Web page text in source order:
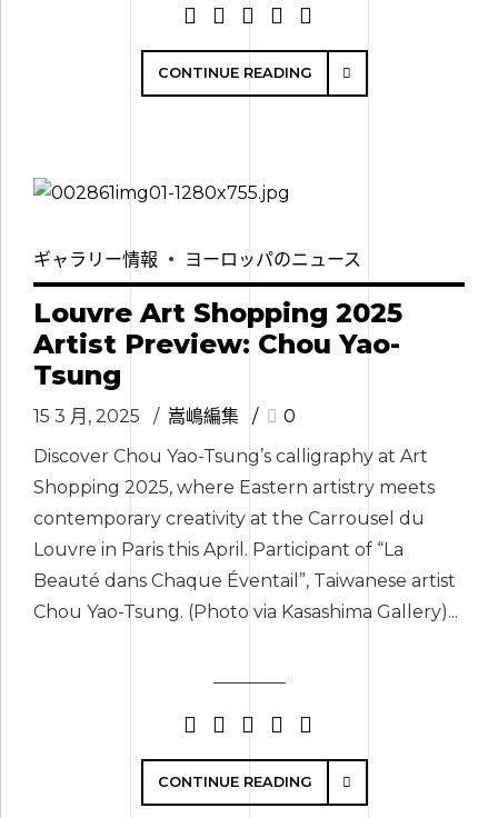
CONTINUE READING
ギャラリー情報 ヨーロッパのニュース
Louvre Art Shopping 2025
Artist Preview: Chou Yao-
Tsung
15 3 月, 2025 嵩嶋編集
0
Discover Chou Yao-Tsung’s calligraphy at Art
Shopping 2025, where Eastern artistry meets
contemporary creativity at the Carrousel du
Louvre in Paris this April. Participant of “La
Beauté dans Chaque Éventail”, Taiwanese artist
Chou Yao-Tsung. (Photo via Kasashima Gallery)...
CONTINUE READING